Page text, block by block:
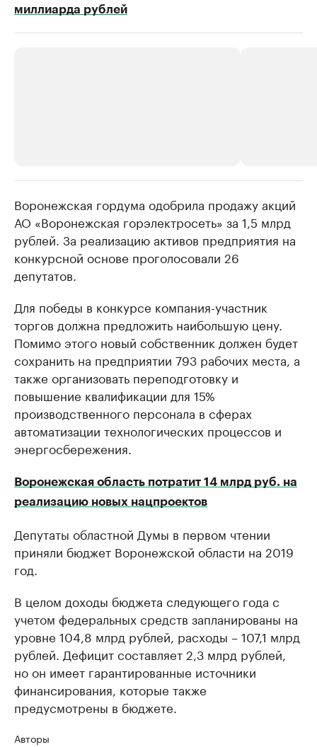
миллиарда рублей
Делитесь новостями бизнеса на РБК
Управляйте страницей компании и развивайте личные
бренды спикеров бизнеса
Воронежская гордума одобрила продажу акций
АО «Воронежская горэлектросеть» за 1,5 млрд
рублей. За реализацию активов предприятия на
конкурсной основе проголосовали 26
депутатов.
Для победы в конкурсе компания-участник
торгов должна предложить наибольшую цену.
Помимо этого новый собственник должен будет
сохранить на предприятии 793 рабочих места, а
также организовать переподготовку и
повышение квалификации для 15%
производственного персонала в сферах
автоматизации технологических процессов и
энергосбережения.
Воронежская область потратит 14 млрд руб. на
реализацию новых нацпроектов
Депутаты областной Думы в первом чтении
приняли бюджет Воронежской области на 2019
год.
В целом доходы бюджета следующего года с
учетом федеральных средств запланированы на
уровне 104,8 млрд рублей, расходы – 107,1 млрд
рублей. Дефицит составляет 2,3 млрд рублей,
но он имеет гарантированные источники
финансирования, которые также
предусмотрены в бюджете.
Авторы